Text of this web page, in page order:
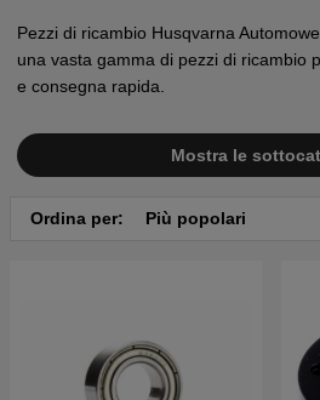
Pezzi di ricambio Husqvarna
una vasta gamma di pezzi di ricambio
e consegna rapida.
Mostra le
Ordina per: Più popolari